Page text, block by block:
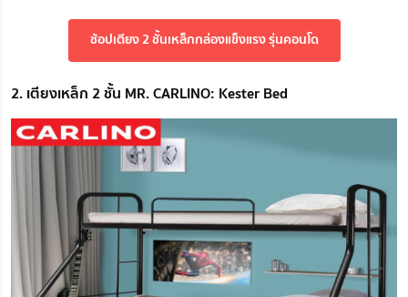
ช้อปเตียง 2 ชั้นเหล็กกล่องแข็งแรง รุ่นคอนโด
2. เตียงเหล็ก 2 ชั้น MR. CARLINO: Kester Bed